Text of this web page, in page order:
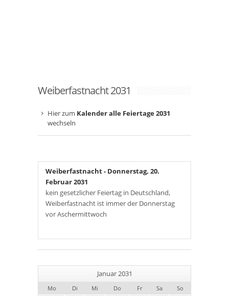
Weiberfastnacht 2031
Hier zum Kalender alle Feiertage 2031
wechseln
Weiberfastnacht- Donnerstag, 20.
Februar 2031
kein gesetzlicher Feiertag in Deutschland,
Weiberfastnacht ist immer der Donnerstag
vor Aschermittwoch
Januar 2031
Mo Di Mi Do Fr Sa
So